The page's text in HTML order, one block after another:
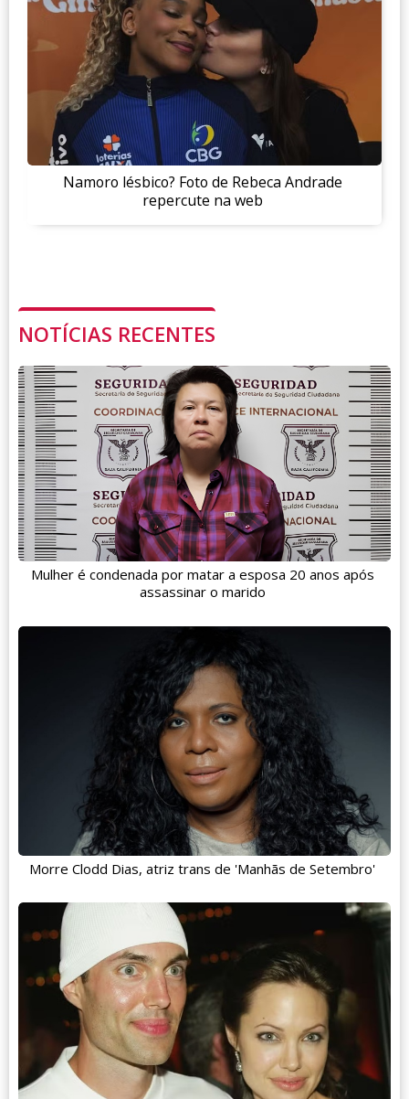
Namoro lésbico? Foto de Rebeca Andrade
repercute na web
NOTÍCIAS RECENTES
Mulher é condenada por matar a esposa 20 anos após
assassinar o marido
Morre Clodd Dias, atriz trans de 'Manhãs de Setembro'